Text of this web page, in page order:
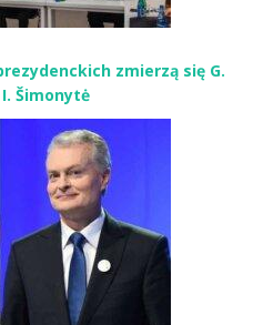
zmierzą się G.
Šimonytė